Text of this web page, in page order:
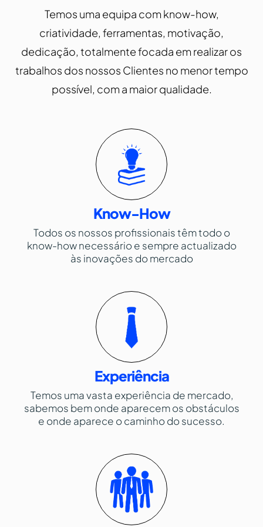
Temos uma equipa com know-how,
criatividade, ferramentas, motivação,
dedicação, totalmente focada em realizar os
trabalhos dos nossos Clientes no menor tempo
possível, com a maior qualidade.
Know-How
Todos os nossos profissionais têm todo o
know-how necessário e sempre actualizado
às inovações do mercado
Experiência
Temos uma vasta experiência de mercado,
sabemos bem onde aparecem os obstáculos
e onde aparece o caminho do sucesso.